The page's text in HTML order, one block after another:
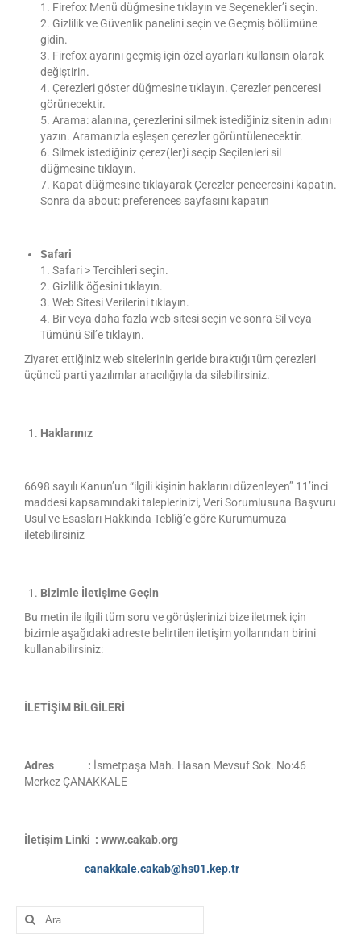
1. Firefox Menü düğmesine tıklayın ve Seçenekler’i seçin.
2. Gizlilik ve Güvenlik panelini seçin ve Geçmiş bölümüne
gidin.
3. Firefox ayarını geçmiş için özel ayarları kullansın olarak
değiştirin.
4. Çerezleri göster düğmesine tıklayın. Çerezler penceresi
görünecektir.
5. Arama: alanına, çerezlerini silmek istediğiniz sitenin adını
yazın. Aramanızla eşleşen çerezler görüntülenecektir.
6. Silmek istediğiniz çerez(ler)i seçip Seçilenleri sil
düğmesine tıklayın.
7. Kapat düğmesine tıklayarak Çerezler penceresini kapatın.
Sonra da about: preferences sayfasını kapatın
Safari
1. Safari > Tercihleri seçin.
2. Gizlilik öğesini tıklayın.
3. Web Sitesi Verilerini tıklayın.
4. Bir veya daha fazla web sitesi seçin ve sonra Sil veya
Tümünü Sil’e tıklayın.
Ziyaret ettiğiniz web sitelerinin geride bıraktığı tüm çerezleri
üçüncü parti yazılımlar aracılığıyla da silebilirsiniz.
Haklarınız
6698 sayılı Kanun’un “ilgili kişinin haklarını düzenleyen” 11’inci
maddesi kapsamındaki taleplerinizi, Veri Sorumlusuna Başvuru
Usul ve Esasları Hakkında Tebliğ’e göre Kurumumuza
iletebilirsiniz
Bizimle İletişime Geçin
Bu metin ile ilgili tüm soru ve görüşlerinizi bize iletmek için
bizimle aşağıdaki adreste belirtilen iletişim yollarından birini
kullanabilirsiniz:
İLETİŞİM BİLGİLERİ
Adres : İsmetpaşa Mah. Hasan Mevsuf Sok. No:46
Merkez ÇANAKKALE
İletişim Linki : www.cakab.org
canakkale.cakab@hs01.kep.tr